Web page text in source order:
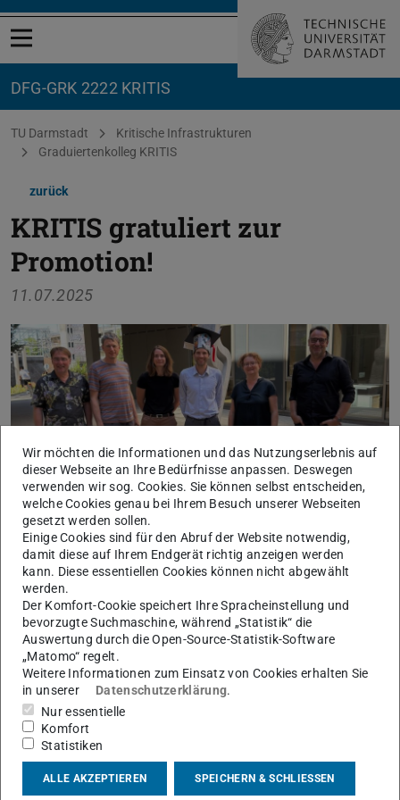
Menü öffnen
DFG-GRK 2222 KRITIS
Sie befinden sich hier:
TU Darmstadt
Kritische Infrastrukturen
Graduiertenkolleg KRITIS
zurück
KRITIS gratuliert zur
Promotion!
11.07.2025
Am 4. Juli verteidigte Tilman Beck erfolgreich seine
Doktorarbeit „Context Matters – Analysis and Integration
of Contextual Factors for Stance Classification Models“.
Alle Kolleg:innen von KRITIS gratulieren Tilman herzlich
und wünschen ihm alles Gute für seinen weiteren
Werdegang!
KONTAKT
Wir möchten die Informationen und das Nutzungserlebnis auf
dieser Webseite an Ihre Bedürfnisse anpassen. Deswegen
verwenden wir sog. Cookies. Sie können selbst entscheiden,
welche Cookies genau bei Ihrem Besuch unserer Webseiten
gesetzt werden sollen.
Einige Cookies sind für den Abruf der Website notwendig,
damit diese auf Ihrem Endgerät richtig anzeigen werden
kann. Diese essentiellen Cookies können nicht abgewählt
werden.
Der Komfort-Cookie speichert Ihre Spracheinstellung und
bevorzugte Suchmaschine, während „Statistik“ die
Auswertung durch die Open-Source-Statistik-Software
„Matomo“ regelt.
Weitere Informationen zum Einsatz von Cookies erhalten Sie
in unserer
Datenschutzerklärung.
Nur essentielle
Komfort
Statistiken
ALLE AKZEPTIEREN SPEICHERN & SCHLIESSEN